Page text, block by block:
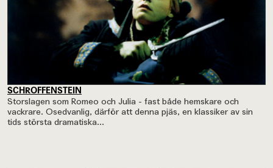
SCHROFFENSTEIN
Storslagen som Romeo och Julia - fast både hemskare och
vackrare. Osedvanlig, därför att denna pjäs, en klassiker av sin
tids största dramatiska...